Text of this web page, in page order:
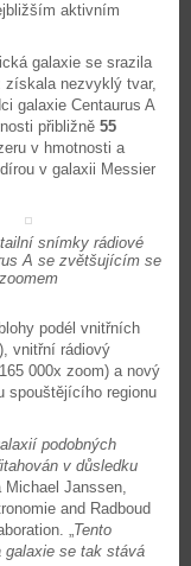
aktivním
galaxie se srazila
získala nezvyklý tvar,
galaxie Centaurus A
přibližně 55
v hmotnosti a
v galaxii Messier
snímky rádiové
A se zvětšujícím se
zoomem
podél vnitřních
vnitřní rádiový
000x zoom) a nový
spouštějícího regionu
podobných
v důsledku
Michael Janssen,
and Radboud
„Tento
galaxie se tak stává